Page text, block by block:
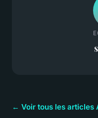
← Voir tous les articles